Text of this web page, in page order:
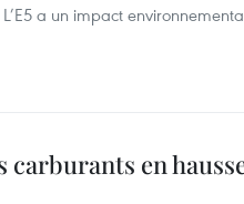
L’E5 a un impact
carburants en